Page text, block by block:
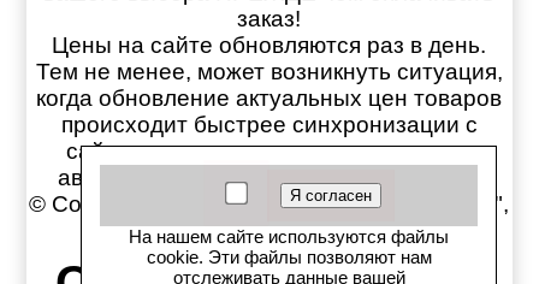
заказ!
Цены на сайте обновляются раз в день.
Тем не менее, может возникнуть ситуация,
когда обновление актуальных цен товаров
происходит быстрее синхронизации с
сайтом, поэтому конечную стоимость
автозапчастей уточняйте у продавцов!
© Copyright магазин Автозапчастей "Старс",
1997-2026
На нашем сайте используются файлы
cookie. Эти файлы позволяют нам
отслеживать данные вашей